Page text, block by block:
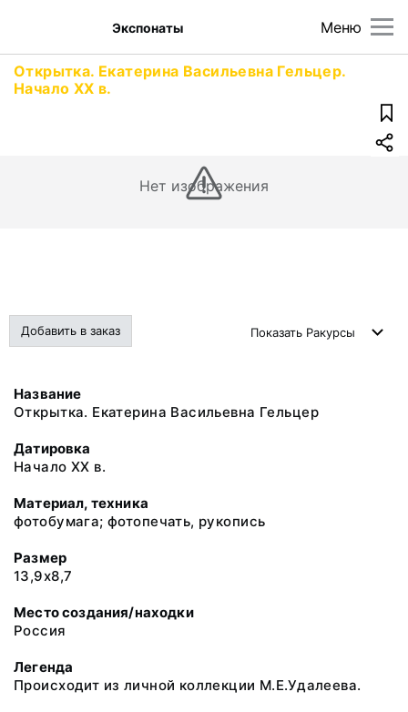
Меню
Экспонаты
Открытка. Екатерина Васильевна Гельцер.
Начало XX в.
Нет изображения
Добавить в заказ Показать Ракурсы
Название
Открытка. Екатерина Васильевна Гельцер
Датировка
Начало XX в.
Материал, техника
фотобумага; фотопечать, рукопись
Размер
13,9х8,7
Место создания/находки
Россия
Легенда
Происходит из личной коллекции М.Е.Удалеева.